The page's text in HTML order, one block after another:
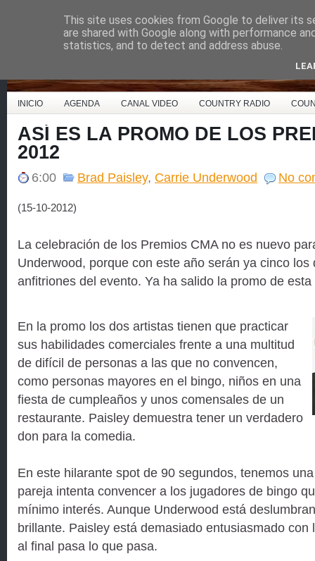
Country Music España
INICIO AGENDA CANAL VIDEO COUNTRY RADIO
ASÍ ES LA PROMO DE LOS
2012
6:00 Brad Paisley, Carrie Underwood No
(15-10-2012)
La celebración de los Premios CMA no es nuevo
Underwood, porque con este año serán ya cinco los
anfitriones del evento. Ya ha salido la promo de esta
En la promo los dos artistas tienen que practicar
sus habilidades comerciales frente a una multitud
de difícil de personas a las que no convencen,
como personas mayores en el bingo, niños en una
fiesta de cumpleaños y unos comensales de un
restaurante. Paisley demuestra tener un verdadero
don para la comedia.
En este hilarante spot de 90 segundos, tenemos
pareja intenta convencer a los jugadores de bingo
mínimo interés. Aunque Underwood está
brillante. Paisley está demasiado entusiasmado con
al final pasa lo que pasa.
This site uses cookies from Google to deliver its
are shared with Google along with performance
statistics, and to detect and address abuse.